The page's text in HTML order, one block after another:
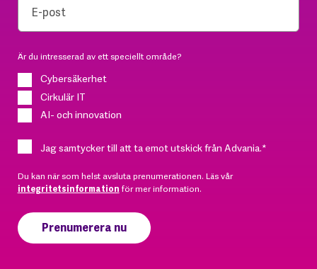
Är du intresserad av ett speciellt område?
Cybersäkerhet
Cirkulär IT
AI- och innovation
Jag samtycker till att ta emot utskick från Advania.*
Du kan när som helst avsluta prenumerationen. Läs vår
integritetsinformation för mer information.